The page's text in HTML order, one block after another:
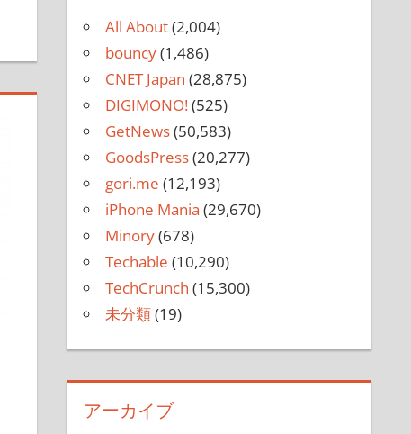
All About(2,004)
bouncy(1,486)
CNET Japan (28,875)
DIGIMONO!(525)
GetNews(50,583)
GoodsPress(20,277)
gori.me (12,193)
iPhone Mania (29,670)
Minory(678)
Techable (10,290)
TechCrunch (15,300)
未分類(19)
アーカイブ